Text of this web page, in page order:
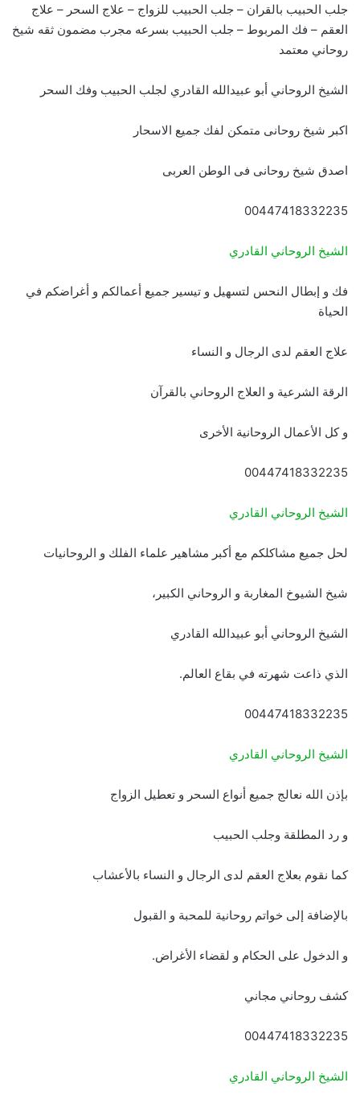
جلب الحبيب بالقران – جلب الحبيب للزواج – علاج السحر – علاج
العقم – فك المربوط – جلب الحبيب بسرعه مجرب مضمون ثقه شيخ
روحاني معتمد
الشيخ الروحاني أبو عبيدالله القادري لجلب الحبيب وفك السحر
اكبر شيخ روحانى متمكن لفك جميع الاسحار
اصدق شيخ روحانى فى الوطن العربى
00447418332235
الشيخ الروحاني القادري
فك و إبطال النحس لتسهيل و تيسير جميع أعمالكم و أغراضكم في
الحياة
علاج العقم لدى الرجال و النساء
الرقة الشرعية و العلاج الروحاني بالقرآن
و كل الأعمال الروحانية الأخرى
00447418332235
الشيخ الروحاني القادري
لحل جميع مشاكلكم مع أكبر مشاهير علماء الفلك و الروحانيات
شيخ الشيوخ المغاربة و الروحاني الكبير،
الشيخ الروحاني أبو عبيدالله القادري
الذي ذاعت شهرته في بقاع العالم.
00447418332235
الشيخ الروحاني القادري
بإذن الله نعالج جميع أنواع السحر و تعطيل الزواج
و رد المطلقة وجلب الحبيب
كما نقوم بعلاج العقم لدى الرجال و النساء بالأعشاب
بالإضافة إلى خواتم روحانية للمحبة و القبول
و الدخول على الحكام و لقضاء الأغراض.
كشف روحاني مجاني
00447418332235
الشيخ الروحاني القادري